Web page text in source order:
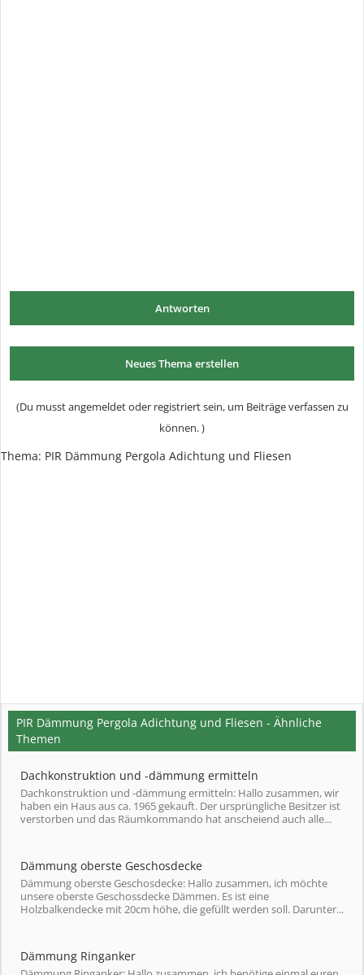
Antworten
Neues Thema erstellen
(Du musst angemeldet oder registriert sein, um Beiträge verfassen zu
können. )
Thema: PIR Dämmung Pergola Adichtung und Fliesen
PIR Dämmung Pergola Adichtung und Fliesen - Ähnliche
Themen
Dachkonstruktion und -dämmung ermitteln
Dachkonstruktion und -dämmung ermitteln: Hallo zusammen, wir
haben ein Haus aus ca. 1965 gekauft. Der ursprüngliche Besitzer ist
verstorben und das Räumkommando hat anscheiend auch alle...
Dämmung oberste Geschosdecke
Dämmung oberste Geschosdecke: Hallo zusammen, ich möchte
unsere oberste Geschossdecke Dämmen. Es ist eine
Holzbalkendecke mit 20cm höhe, die gefüllt werden soll. Darunter...
Dämmung Ringanker